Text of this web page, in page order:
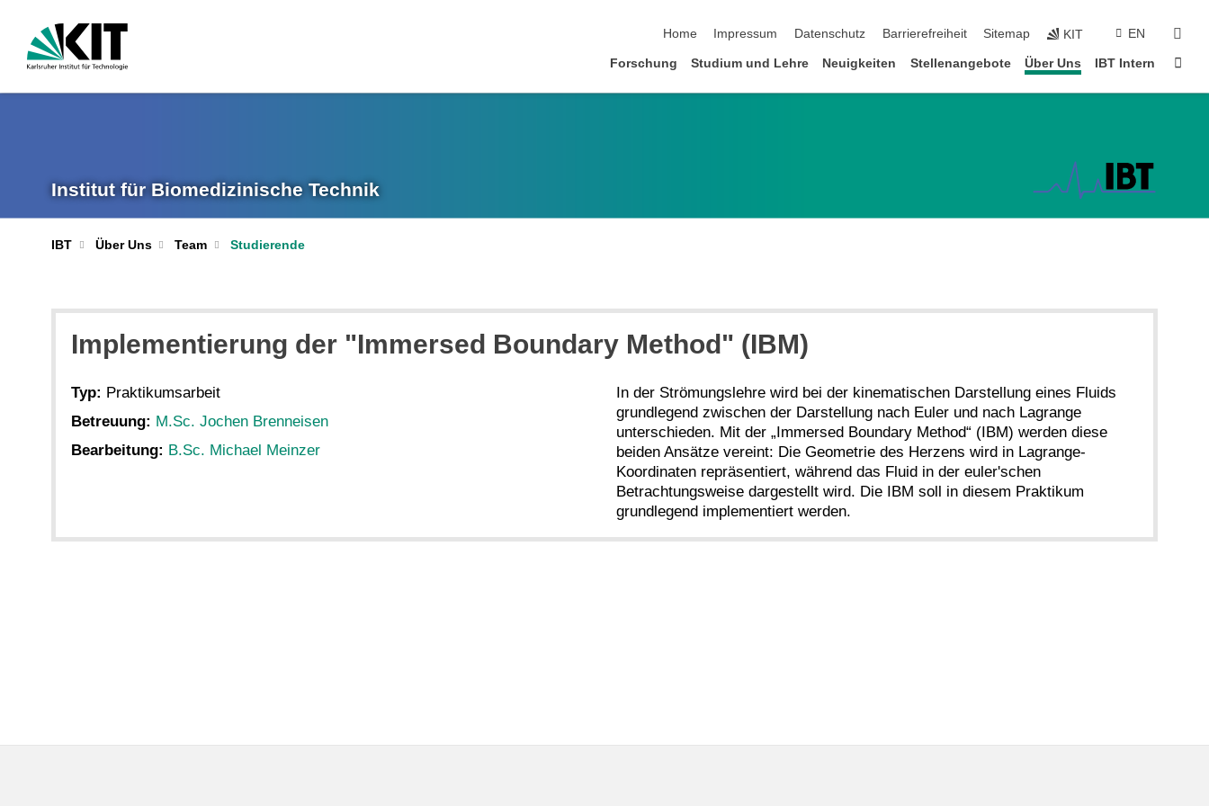
Home
Impressum Datenschutz Barrierefreiheit Sitemap KIT EN
Forschung Studium und Lehre Neuigkeiten Stellenangebote Über Uns IBT Intern
Institut für Biomedizinische Technik
IBT Über Uns Team Studierende
Implementierung der "Immersed Boundary Method" (IBM)
Typ: Praktikumsarbeit
Betreuung: M.Sc. Jochen Brenneisen
Bearbeitung: B.Sc. Michael Meinzer
In der Strömungslehre wird bei der kinematischen Darstellung eines Fluids
grundlegend zwischen der Darstellung nach Euler und nach Lagrange
unterschieden. Mit der „Immersed Boundary Method“ (IBM) werden diese
beiden Ansätze vereint: Die Geometrie des Herzens wird in Lagrange-
Koordinaten repräsentiert, während das Fluid in der euler'schen
Betrachtungsweise dargestellt wird. Die IBM soll in diesem Praktikum
grundlegend implementiert werden.